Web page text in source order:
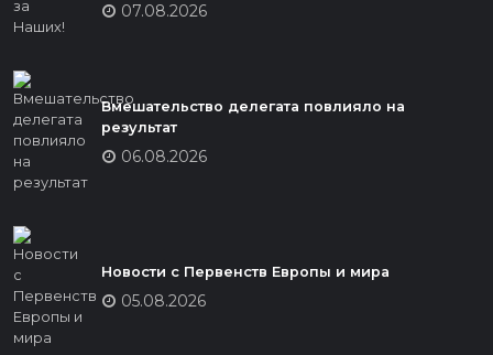
07.08.2026
Вмешательство делегата повлияло на
результат
06.08.2026
Новости с Первенств Европы и мира
05.08.2026